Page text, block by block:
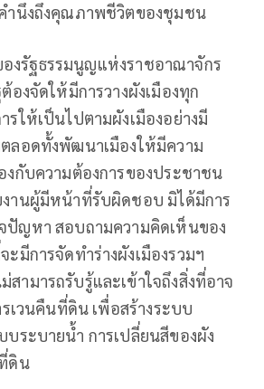
ำนึงถึงคุณภาพชีวิตของชุมชน
องรัฐธรรมนูญแห่งราชอาณาจักร
งจัดให้มีการวางผังเมืองทุก
ให้เป็นไปตามผังเมืองอย่างมี
ลอดทั้งพัฒนาเมืองให้มีความ
งกับความต้องการของประชาชน
านผู้มีหน้าที่รับผิดชอบ มิได้มีการ
ปัญหา สอบถามความคิดเห็นของ
มีการจัดทำร่างผังเมืองรวมฯ
ามารถรับรู้และเข้าใจถึงสิ่งที่อาจ
เวนคืนที่ดิน เพื่อสร้างระบบ
ระบายน้ำ การเปลี่ยนสีของผัง
ดิน